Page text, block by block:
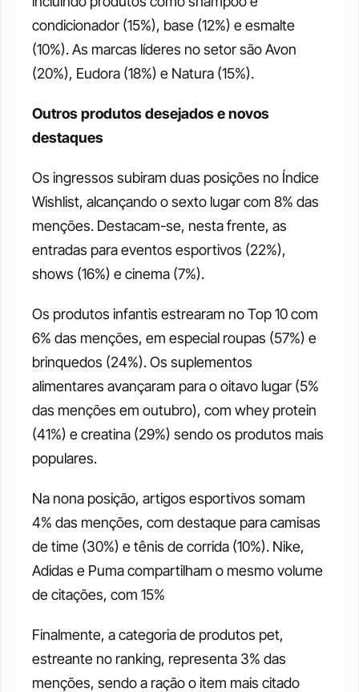
condicionador (15%), base (12%) e esmalte
(10%). As marcas líderes no setor são Avon
(20%), Eudora (18%) e Natura (15%).
Outros produtos desejados e novos
destaques
Os ingressos subiram duas posições no Índice
Wishlist, alcançando o sexto lugar com 8% das
menções. Destacam-se, nesta frente, as
entradas para eventos esportivos (22%),
shows (16%) e cinema (7%).
Os produtos infantis estrearam no Top 10 com
6% das menções, em especial roupas (57%) e
brinquedos (24%). Os suplementos
alimentares avançaram para o oitavo lugar (5%
das menções em outubro), com whey protein
(41%) e creatina (29%) sendo os produtos mais
populares.
Na nona posição, artigos esportivos somam
4% das menções, com destaque para camisas
de time (30%) e tênis de corrida (10%). Nike,
Adidas e Puma compartilham o mesmo volume
de citações, com 15%
Finalmente, a categoria de produtos pet,
estreante no ranking, representa 3% das
menções, sendo a ração o item mais citado